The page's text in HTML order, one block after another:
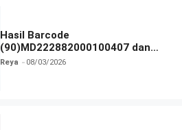
Hasil Barcode
(90)MD222882000100407 dan
Izin BPOM
Reya 08/03/2026